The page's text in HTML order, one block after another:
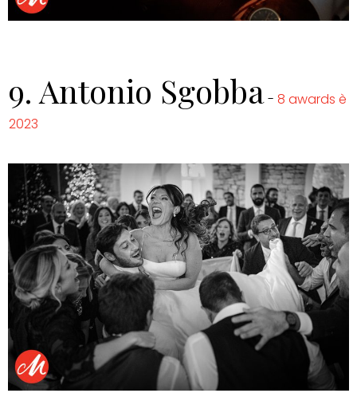
9. Antonio Sgobba- 8 awards è
2023